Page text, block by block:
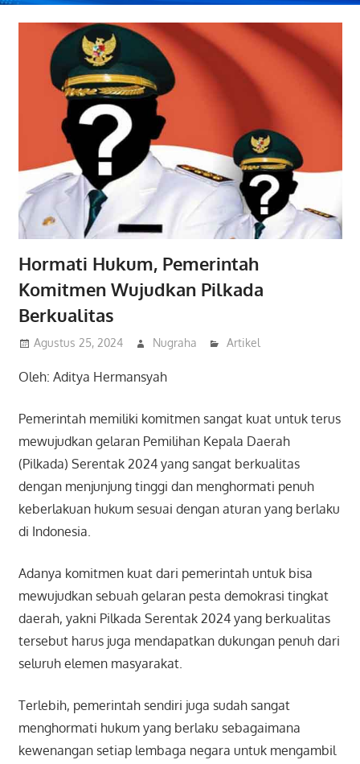
Hormati Hukum, Pemerintah
Komitmen Wujudkan Pilkada
Berkualitas
Agustus 25, 2024 Nugraha Artikel
Oleh: Aditya Hermansyah
Pemerintah memiliki komitmen sangat kuat untuk terus
mewujudkan gelaran Pemilihan Kepala Daerah
(Pilkada) Serentak 2024 yang sangat berkualitas
dengan menjunjung tinggi dan menghormati penuh
keberlakuan hukum sesuai dengan aturan yang berlaku
di Indonesia.
Adanya komitmen kuat dari pemerintah untuk bisa
mewujudkan sebuah gelaran pesta demokrasi tingkat
daerah, yakni Pilkada Serentak 2024 yang berkualitas
tersebut harus juga mendapatkan dukungan penuh dari
seluruh elemen masyarakat.
Terlebih, pemerintah sendiri juga sudah sangat
menghormati hukum yang berlaku sebagaimana
kewenangan setiap lembaga negara untuk mengambil